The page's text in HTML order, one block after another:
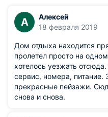
А
Алексей
18 февраля 2019
Дом отдыха находится
пролетел просто на
хотелось уезжать
сервис, номера, питание.
прекрасные пейзажи.
снова и снова.